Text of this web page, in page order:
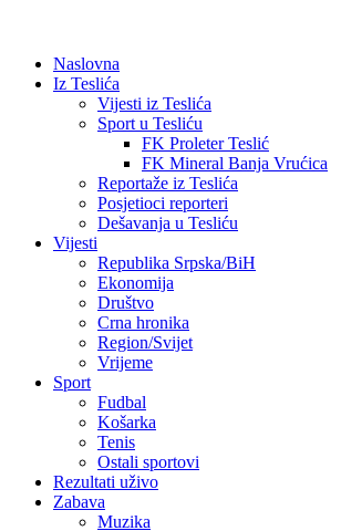
Naslovna
Iz Teslića
Vijesti iz Teslića
Sport u Tesliću
FK Proleter Teslić
FK Mineral Banja Vrućica
Reportaže iz Teslića
Posjetioci reporteri
Dešavanja u Tesliću
Vijesti
Republika Srpska/BiH
Ekonomija
Društvo
Crna hronika
Region/Svijet
Vrijeme
Sport
Fudbal
Košarka
Tenis
Ostali sportovi
Rezultati uživo
Zabava
Muzika